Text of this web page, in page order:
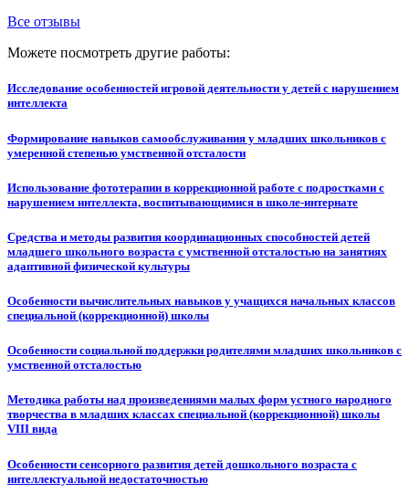
Все отзывы
Можете посмотреть другие работы:
Исследование особенностей игровой деятельности у детей с нарушением
интеллекта
Формирование навыков самообслуживания у младших школьников с
умеренной степенью умственной отсталости
Использование фототерапии в коррекционной работе с подростками с
нарушением интеллекта, воспитывающимися в школе-интернате
Средства и методы развития координационных способностей детей
младшего школьного возраста с умственной отсталостью на занятиях
адаптивной физической культуры
Особенности вычислительных навыков у учащихся начальных классов
специальной (коррекционной) школы
Особенности социальной поддержки родителями младших школьников с
умственной отсталостью
Методика работы над произведениями малых форм устного народного
творчества в младших классах специальной (коррекционной) школы
VIII вида
Особенности сенсорного развития детей дошкольного возраста с
интеллектуальной недостаточностью